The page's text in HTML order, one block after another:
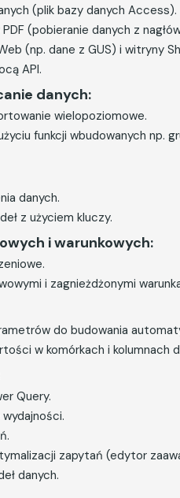
(plik bazy danych Access).
(pobieranie danych z
(np. dane z GUS) i witryny
API.
danych:
wielopoziomowe.
funkcji wbudowanych np.
danych.
z użyciem kluczy.
i warunkowych:
i zagnieżdżonymi
do budowania
w komórkach i kolumnach
Query.
zapytań (edytor
danych.